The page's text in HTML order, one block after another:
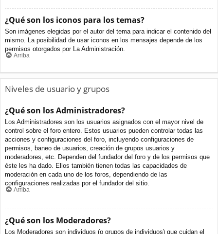
¿Qué son los iconos para los temas?
Son imágenes elegidas por el autor del tema para indicar el contenido del
mismo. La posibilidad de usar iconos en los mensajes depende de los
permisos otorgados por La Administración.
Arriba
Niveles de usuario y grupos
¿Qué son los Administradores?
Los Administradores son los usuarios asignados con el mayor nivel de
control sobre el foro entero. Estos usuarios pueden controlar todas las
acciones y configuraciones del foro, incluyendo configuraciones de
permisos, baneo de usuarios, creación de grupos usuarios y
moderadores, etc. Dependen del fundador del foro y de los permisos que
éste les ha dado. Ellos también tienen todas las capacidades de
moderación en cada uno de los foros, dependiendo de las
configuraciones realizadas por el fundador del sitio.
Arriba
¿Qué son los Moderadores?
Los Moderadores son individuos (o grupos de individuos) que cuidan el